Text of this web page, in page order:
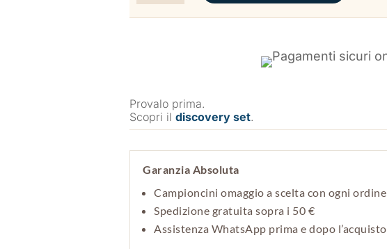
Provalo prima.
Scopri il discovery set.
Garanzia Absoluta
Campioncini omaggio a scelta con ogni ordine
Spedizione gratuita sopra i 50 €
Assistenza WhatsApp prima e dopo l’acquisto